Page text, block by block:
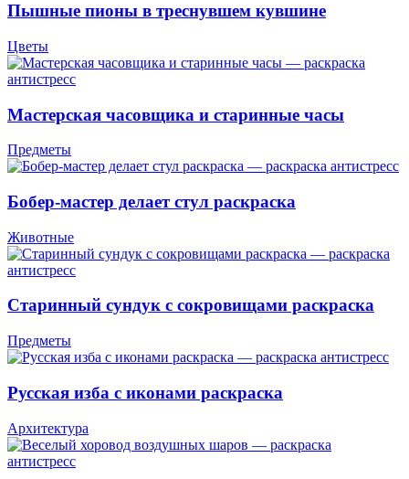
Пышные пионы в треснувшем кувшине
Цветы
Мастерская часовщика и старинные часы
Предметы
Бобер-мастер делает стул раскраска
Животные
Старинный сундук с сокровищами раскраска
Предметы
Русская изба с иконами раскраска
Архитектура